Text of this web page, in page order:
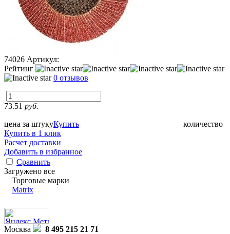
74026 Артикул:
Рейтинг
0 отзывов
73.51 руб.
цена за штуку количество
Купить
Купить в 1 клик
Расчет доставки
Добавить в избранное
Сравнить
Загружено все
Торговые марки
Matrix
Москва
8 495 215 21 71